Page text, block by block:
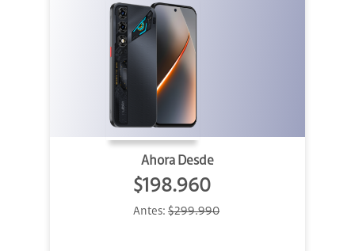
Ahora Desde
$198.960
Antes: $299.990